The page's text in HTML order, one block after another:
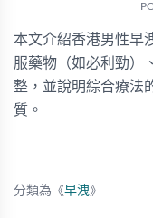
本文介紹香港男性早
服藥物（如必利勁）
整，並說明綜合療法
質。
分類為《早洩》